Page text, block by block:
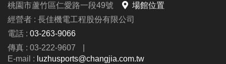
https://www.lzsports.com.tw/zh_TW/news/pageID/1/
FB : 桃園市蘆竹國民運動中心
IG : @luzhusports
桃園市蘆竹區仁愛路一段49號
場館位置
經營者 : 長佳機電工程股份有限公司
電話 : 03-263-9066
傳真 : 03-222-9607
|
E-mail : luzhusports@changjia.com.tw